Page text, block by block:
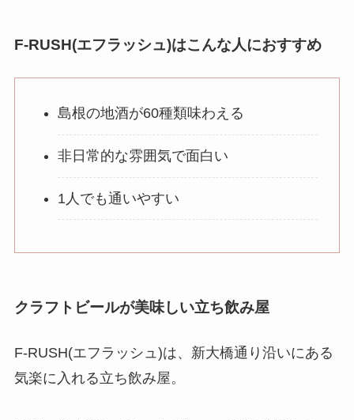
ゆっくりとチーズを切りながら酔っ払い特有
気も失せます。
でしょう。そういった空間が嫌いな方にはお
勧めしません。
F-RUSH(エフラッシュ)はこんな人におすすめ
島根の地酒が60種類味わえる
非日常的な雰囲気で面白い
1人でも通いやすい
クラフトビールが美味しい立ち飲み屋
F-RUSH(エフラッシュ)は、新大橋通り沿いにある
気楽に入れる立ち飲み屋。